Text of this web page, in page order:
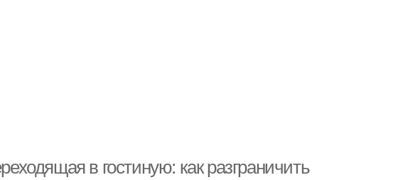
в гостиную: как разграничить